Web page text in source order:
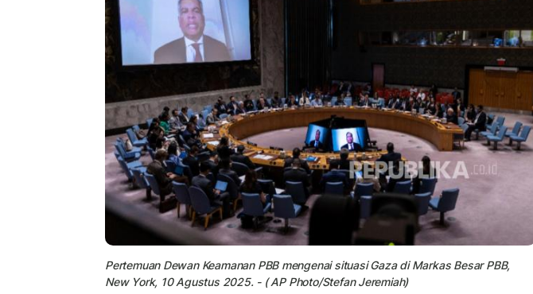
Pertemuan Dewan Keamanan PBB mengenai situasi Gaza di Markas Besar PBB,
New York, 10 Agustus 2025. - ( AP Photo/Stefan Jeremiah)